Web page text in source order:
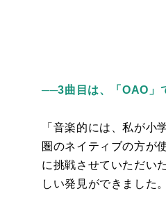
──3曲目は、「OAO」
「音楽的には、私が小
圏のネイティブの方が
に挑戦させていただい
しい発見ができました